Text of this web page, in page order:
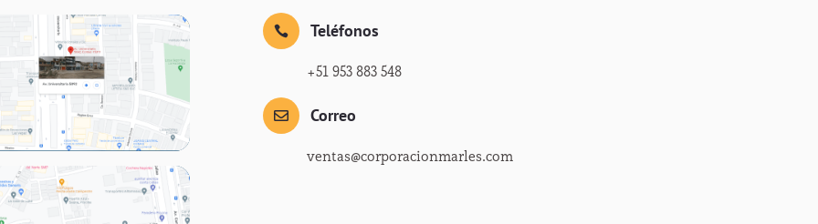
 Teléfonos
+51 953 883 548
 Correo
ventas@corporacionmarles.com